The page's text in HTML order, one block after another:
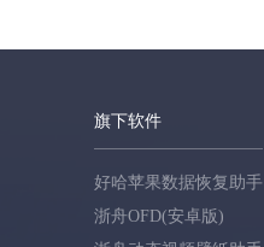
旗下软件
好哈苹果数据恢复助手
浙舟OFD(安卓版)